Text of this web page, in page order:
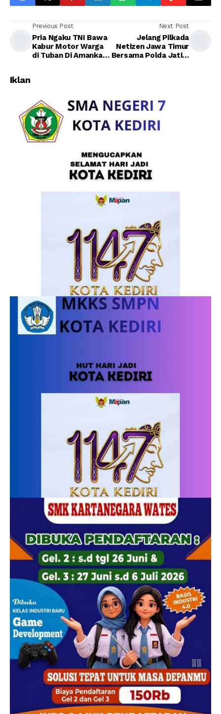
Previous Post
Pria Ngaku TNI Bawa
Kabur Motor Warga
di Tuban Di Amankan
Next Post
Jelang Pilkada
Netizen Jawa Timur
Bersama Polda Jatim
Iklan